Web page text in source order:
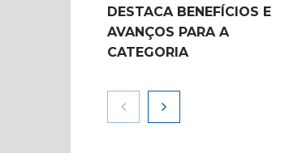
DESTACA BENEFÍCIOS E
AVANÇOS PARA A
CATEGORIA